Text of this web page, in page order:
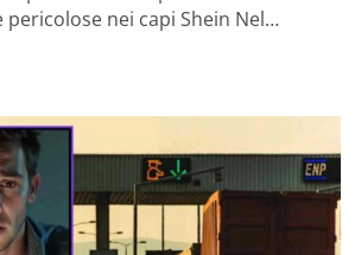
pericolose nei capi Shein Nel…